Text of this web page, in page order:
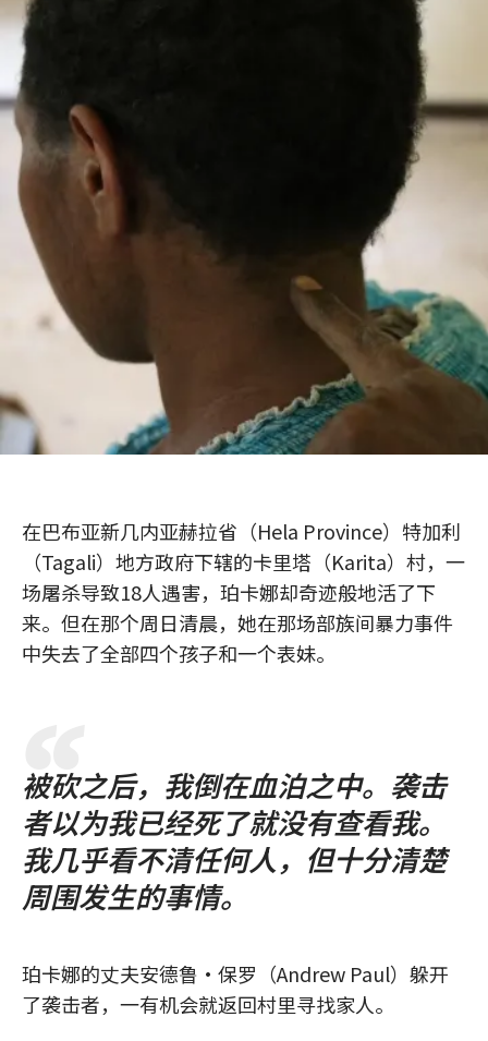
在巴布亚新几内亚赫拉省（Hela Province）特加利
（Tagali）地方政府下辖的卡里塔（Karita）村，一
场屠杀导致18人遇害，珀卡娜却奇迹般地活了下
来。但在那个周日清晨，她在那场部族间暴力事件
中失去了全部四个孩子和一个表妹。
被砍之后，我倒在血泊之中。袭击
者以为我已经死了就没有查看我。
我几乎看不清任何人，但十分清楚
周围发生的事情。
珀卡娜的丈夫安德鲁·保罗（Andrew Paul）躲开
了袭击者，一有机会就返回村里寻找家人。